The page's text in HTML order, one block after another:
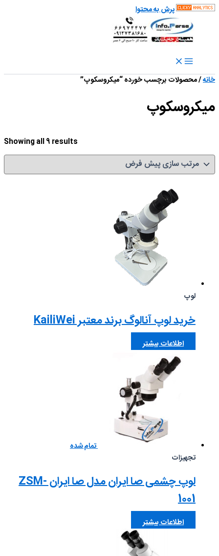
پرش به محتوا
خانه/ محصولات برچسب خورده “میکروسکوپ”
میکروسکوپ
Showing all 9 results
لوپ
خرید لوپ آنالوگ برند معتبر KailiWei
اطلاعات بیشتر
تمام شده
تجهیزات
لوپ چشمی صا ایران مدل صا ایران ZSM-
1001
اطلاعات بیشتر